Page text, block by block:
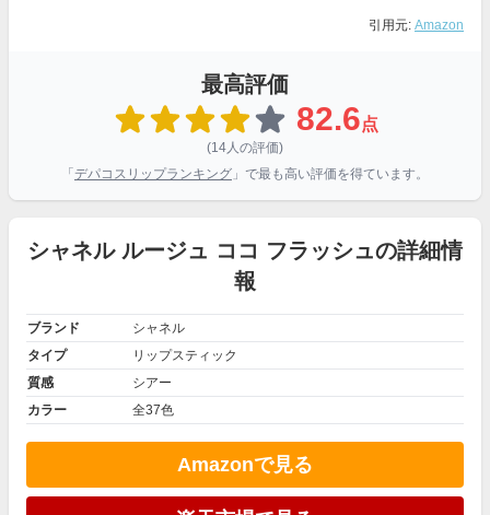
引用元: Amazon
最高評価
82.6点
(14人の評価)
「 デパコスリップランキング 」で最も高い評価を得ています。
シャネル ルージュ ココ フラッシュの詳細情
報
ブランド
シャネル
タイプ
リップスティック
質感
シアー
カラー
全37色
Amazonで見る